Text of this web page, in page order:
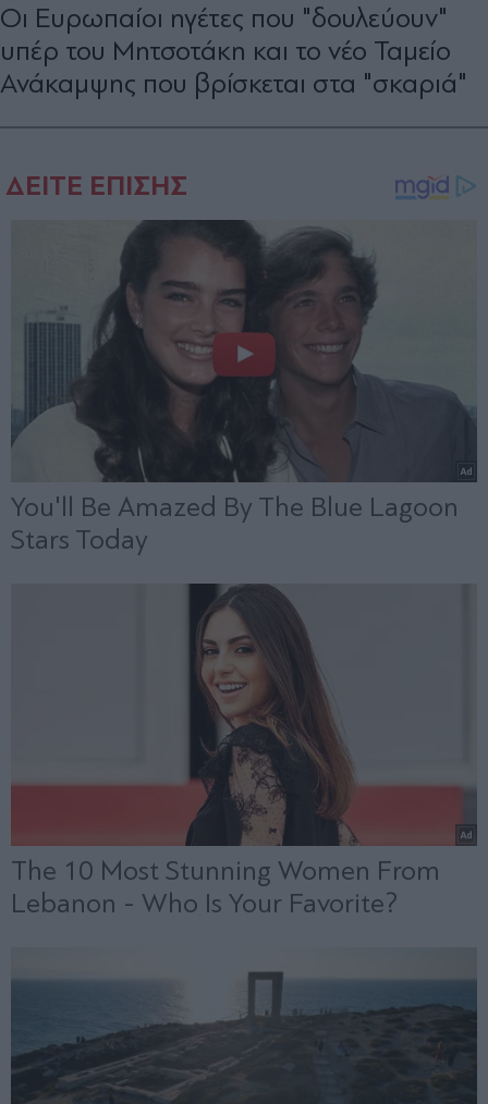
Οι Ευρωπαίοι ηγέτες που "δουλεύουν"
υπέρ του Μητσοτάκη και το νέο Ταμείο
Ανάκαμψης που βρίσκεται στα "σκαριά"